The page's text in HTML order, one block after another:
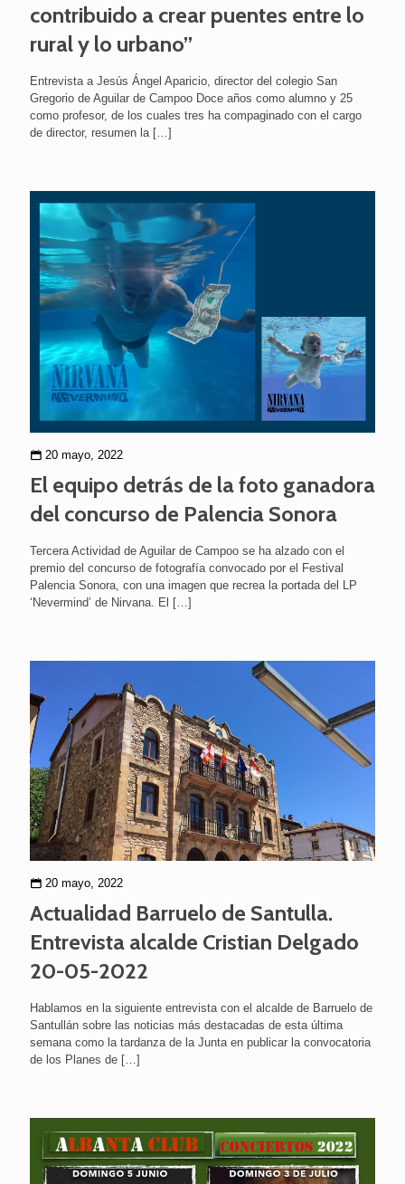
contribuido a crear puentes entre lo
rural y lo urbano”
Entrevista a Jesús Ángel Aparicio, director del colegio San
Gregorio de Aguilar de Campoo Doce años como alumno y 25
como profesor, de los cuales tres ha compaginado con el cargo
de director, resumen la […]
20 mayo, 2022
El equipo detrás de la foto ganadora
del concurso de Palencia Sonora
Tercera Actividad de Aguilar de Campoo se ha alzado con el
premio del concurso de fotografía convocado por el Festival
Palencia Sonora, con una imagen que recrea la portada del LP
‘Nevermind’ de Nirvana. El
[…]
20 mayo, 2022
Actualidad Barruelo de Santulla.
Entrevista alcalde Cristian Delgado
20-05-2022
Hablamos en la siguiente entrevista con el alcalde de Barruelo de
Santullán sobre las noticias más destacadas de esta última
semana como la tardanza de la Junta en publicar la convocatoria
de los Planes de […]